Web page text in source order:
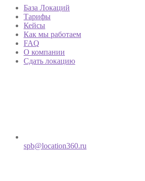
База Локаций
Тарифы
Кейсы
Как мы работаем
FAQ
О компании
Сдать локацию
spb@location360.ru